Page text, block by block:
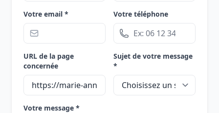
Votre email * Votre téléphone
URL de la page
concernée
Sujet de votre message
*
Votre message *